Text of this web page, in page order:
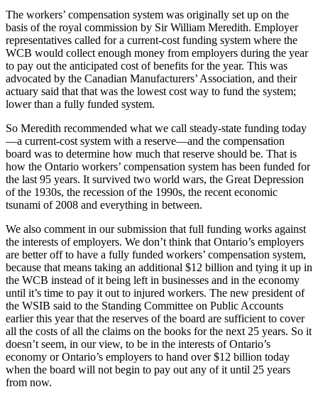
The workers’ compensation system was originally set up on the
basis of the royal commission by Sir William Meredith. Employer
representatives called for a current-cost funding system where the
WCB would collect enough money from employers during the year
to pay out the anticipated cost of benefits for the year. This was
advocated by the Canadian Manufacturers’ Association, and their
actuary said that that was the lowest cost way to fund the system;
lower than a fully funded system.
So Meredith recommended what we call steady-state funding today
—a current-cost system with a reserve—and the compensation
board was to determine how much that reserve should be. That is
how the Ontario workers’ compensation system has been funded for
the last 95 years. It survived two world wars, the Great Depression
of the 1930s, the recession of the 1990s, the recent economic
tsunami of 2008 and everything in between.
We also comment in our submission that full funding works against
the interests of employers. We don’t think that Ontario’s employers
are better off to have a fully funded workers’ compensation system,
because that means taking an additional $12 billion and tying it up in
the WCB instead of it being left in businesses and in the economy
until it’s time to pay it out to injured workers. The new president of
the WSIB said to the Standing Committee on Public Accounts
earlier this year that the reserves of the board are sufficient to cover
all the costs of all the claims on the books for the next 25 years. So it
doesn’t seem, in our view, to be in the interests of Ontario’s
economy or Ontario’s employers to hand over $12 billion today
when the board will not begin to pay out any of it until 25 years
from now.